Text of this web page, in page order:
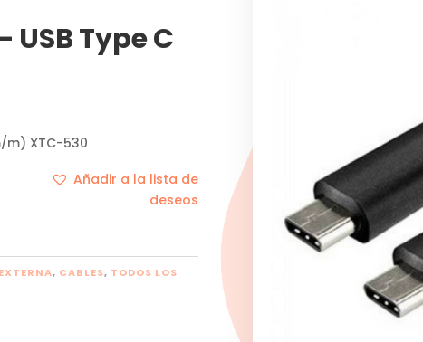
USB Type C
m) XTC-530
Añadir a la lista de
deseos
, CABLES, TODOS LOS